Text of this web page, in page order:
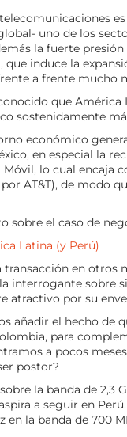
uno de los
la fuerte
induce la
a frente mucho
que
sostenidamente
económico
en especial la
lo cual encaja
AT&T), de modo
sobre el caso de
Latina (y Perú)
transacción en
interrogante sobre
atractivo por su
añadir el hecho de
para
a pocos
postor?
la banda de 2,3
a seguir en
en la banda de 700